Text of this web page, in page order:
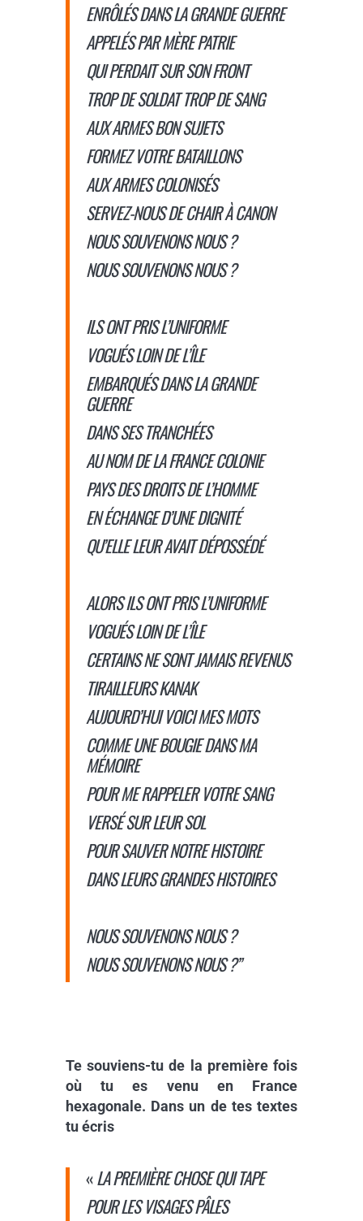
ENRÔLÉS DANS LA GRANDE GUERRE
APPELÉS PAR MÈRE PATRIE
QUI PERDAIT SUR SON FRONT
TROP DE SOLDAT TROP DE SANG
AUX ARMES BON SUJETS
FORMEZ VOTRE BATAILLONS
AUX ARMES COLONISÉS
SERVEZ-NOUS DE CHAIR À CANON
NOUS SOUVENONS NOUS ?
NOUS SOUVENONS NOUS ?
ILS ONT PRIS L’UNIFORME
VOGUÉS LOIN DE L’ÎLE
EMBARQUÉS DANS LA GRANDE
GUERRE
DANS SES TRANCHÉES
AU NOM DE LA FRANCE COLONIE
PAYS DES DROITS DE L’HOMME
EN ÉCHANGE D’UNE DIGNITÉ
QU’ELLE LEUR AVAIT DÉPOSSÉDÉ
ALORS ILS ONT PRIS L’UNIFORME
VOGUÉS LOIN DE L’ÎLE
CERTAINS NE SONT JAMAIS REVENUS
TIRAILLEURS KANAK
AUJOURD’HUI VOICI MES MOTS
COMME UNE BOUGIE DANS MA
MÉMOIRE
POUR ME RAPPELER VOTRE SANG
VERSÉ SUR LEUR SOL
POUR SAUVER NOTRE HISTOIRE
DANS LEURS GRANDES HISTOIRES
NOUS SOUVENONS NOUS ?
NOUS SOUVENONS NOUS ?”
Te souviens-tu de la première fois
où tu es venu en France
hexagonale. Dans un de tes textes
tu écris
«LAPREMIÈRE CHOSE QUI TAPE
POUR LES VISAGES PÂLES